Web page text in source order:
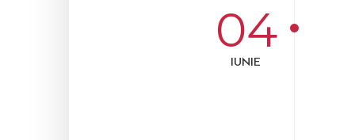
04
IUNIE